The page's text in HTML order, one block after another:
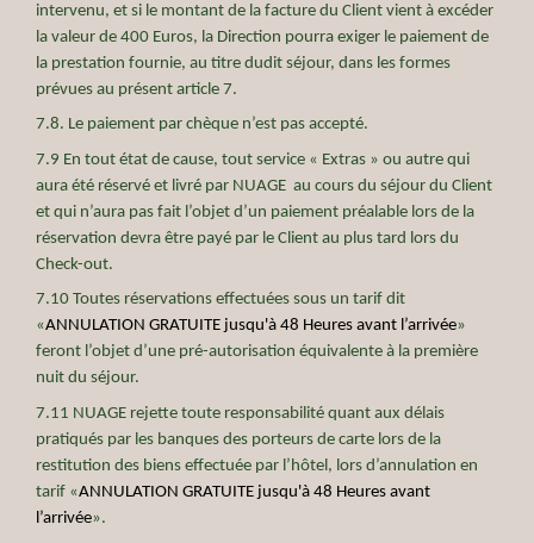
intervenu, et si le montant de la facture du Client vient à excéder
la valeur de 400 Euros, la Direction pourra exiger le paiement de
la prestation fournie, au titre dudit séjour, dans les formes
prévues au présent article 7.
7.8. Le paiement par chèque n’est pas accepté.
7.9 En tout état de cause, tout service « Extras » ou autre qui
aura été réservé et livré par NUAGE au cours du séjour du Client
et qui n’aura pas fait l’objet d’un paiement préalable lors de la
réservation devra être payé par le Client au plus tard lors du
Check-out.
7.10 Toutes réservations effectuées sous un tarif dit
«ANNULATION GRATUITE jusqu'à 48 Heures avant l’arrivée»
feront l’objet d’une pré-autorisation équivalente à la première
nuit du séjour.
7.11 NUAGE rejette toute responsabilité quant aux délais
pratiqués par les banques des porteurs de carte lors de la
restitution des biens effectuée par l’hôtel, lors d’annulation en
tarif «ANNULATION GRATUITE jusqu'à 48 Heures avant
l’arrivée».